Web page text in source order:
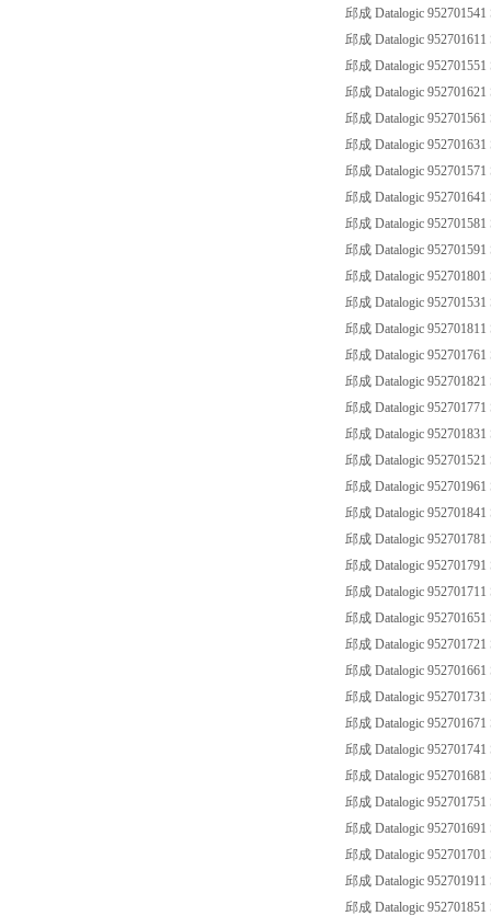
邱成 Datalogic
邱成 Datalogic
邱成 Datalogic
邱成 Datalogic
邱成 Datalogic
邱成 Datalogic
邱成 Datalogic
邱成 Datalogic
邱成 Datalogic
邱成 Datalogic
邱成 Datalogic
邱成 Datalogic
邱成 Datalogic
邱成 Datalogic
邱成 Datalogic
邱成 Datalogic
邱成 Datalogic
邱成 Datalogic
邱成 Datalogic
邱成 Datalogic
邱成 Datalogic
邱成 Datalogic
邱成 Datalogic
邱成 Datalogic
邱成 Datalogic
邱成 Datalogic
邱成 Datalogic
邱成 Datalogic
邱成 Datalogic
邱成 Datalogic
邱成 Datalogic
邱成 Datalogic
邱成 Datalogic
邱成 Datalogic
邱成 Datalogic